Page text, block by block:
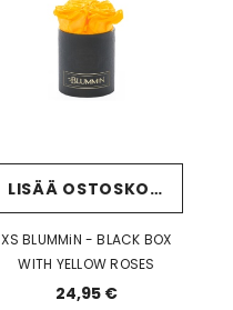
LISÄÄ OSTOSKORIIN
XS BLUMMiN - BLACK BOX
WITH YELLOW ROSES
24,95 €